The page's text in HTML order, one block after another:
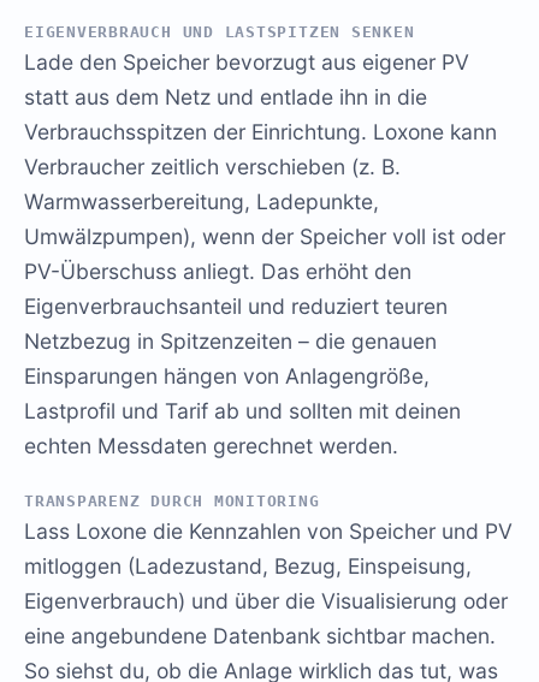
EIGENVERBRAUCH UND LASTSPITZEN SENKEN
Lade den Speicher bevorzugt aus eigener PV
statt aus dem Netz und entlade ihn in die
Verbrauchsspitzen der Einrichtung. Loxone kann
Verbraucher zeitlich verschieben (z. B.
Warmwasserbereitung, Ladepunkte,
Umwälzpumpen), wenn der Speicher voll ist oder
PV-Überschuss anliegt. Das erhöht den
Eigenverbrauchsanteil und reduziert teuren
Netzbezug in Spitzenzeiten – die genauen
Einsparungen hängen von Anlagengröße,
Lastprofil und Tarif ab und sollten mit deinen
echten Messdaten gerechnet werden.
TRANSPARENZ DURCH MONITORING
Lass Loxone die Kennzahlen von Speicher und PV
mitloggen (Ladezustand, Bezug, Einspeisung,
Eigenverbrauch) und über die Visualisierung oder
eine angebundene Datenbank sichtbar machen.
So siehst du, ob die Anlage wirklich das tut, was